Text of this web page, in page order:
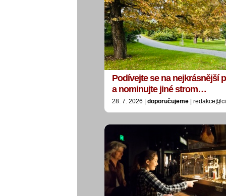
Podívejte se na nejkrásnější
a nominujte jiné strom…
28. 7. 2026 | doporučujeme |